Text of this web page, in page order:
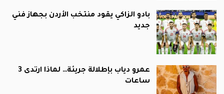
بادو الزاكي يقود منتخب الأردن بجهاز فني
جديد
عمرو دياب بإطلالة جريئة… لماذا ارتدى 3
ساعات